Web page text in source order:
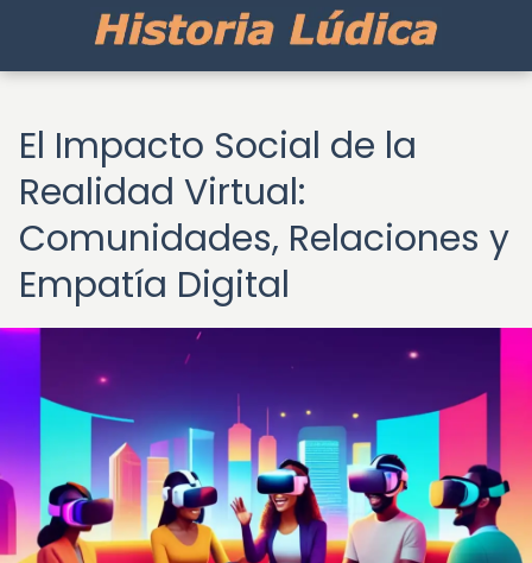
El Impacto Social de la
Realidad Virtual:
Comunidades, Relaciones y
Empatía Digital